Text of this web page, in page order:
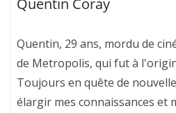
Quentin Coray
Quentin, 29 ans, mordu de
de Metropolis, qui fut à
Toujours en quête de
élargir mes connaissances et